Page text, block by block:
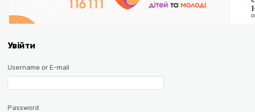
Увійти
Username or E-mail
Password